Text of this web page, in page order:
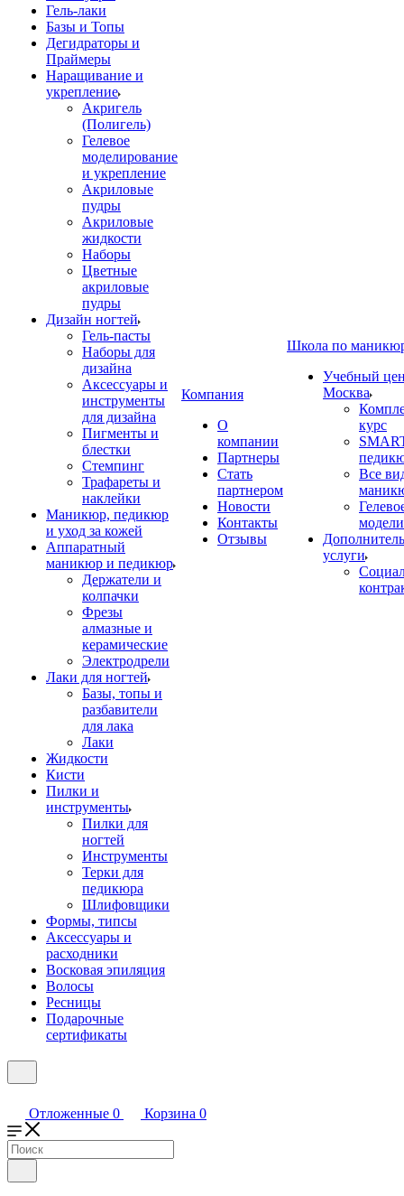
Гель-лаки
Базы и Топы
Дегидраторы и
Праймеры
Наращивание и
укрепление
Акригель
(Полигель)
Гелевое
моделирование
и укрепление
Акриловые
пудры
Акриловые
жидкости
Наборы
Цветные
акриловые
пудры
Дизайн ногтей
Гель-пасты
Наборы для
дизайна
Аксессуары и
инструменты
для дизайна
Пигменты и
блестки
Стемпинг
Трафареты и
наклейки
Маникюр, педикюр
и уход за кожей
Аппаратный
маникюр и педикюр
Держатели и
колпачки
Фрезы
алмазные и
керамические
Электродрели
Лаки для ногтей
Базы, топы и
разбавители
для лака
Лаки
Жидкости
Кисти
Пилки и
инструменты
Пилки для
ногтей
Инструменты
Терки для
педикюра
Шлифовщики
Формы, типсы
Аксессуары и
расходники
Восковая эпиляция
Волосы
Ресницы
Подарочные
сертификаты
Компания
О
компании
Партнеры
Стать
партнером
Новости
Контакты
Отзывы
Школа по
Учебный
Москва
курс
Все
услуги
Отложенные 0 Корзина 0